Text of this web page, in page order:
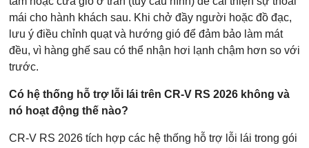
mái cho hành khách sau. Khi chở đầy người hoặc đồ đạc,
lưu ý điều chỉnh quạt và hướng gió để đảm bảo làm mát
đều, vì hàng ghế sau có thể nhận hơi lạnh chậm hơn so với
trước.
Có hệ thống hỗ trợ lỗi lái trên CR-V RS 2026 không và
nó hoạt động thế nào?
CR-V RS 2026 tích hợp các hệ thống hỗ trợ lỗi lái trong gói